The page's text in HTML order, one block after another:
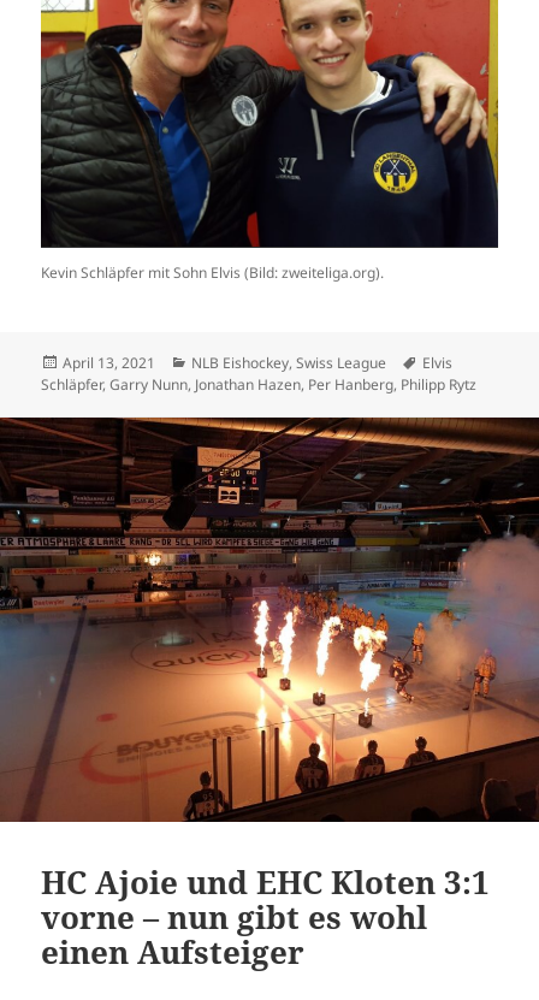
Kevin Schläpfer mit Sohn Elvis (Bild: zweiteliga.org).
Veröffentlicht
am
April 13, 2021 Kategorien
NLB Eishockey,Swiss League Schlagwörter
Elvis
Schläpfer,Garry Nunn, Jonathan Hazen, Per Hanberg, Philipp Rytz
HC Ajoie und EHC Kloten 3:1
vorne – nun gibt es wohl
einen Aufsteiger